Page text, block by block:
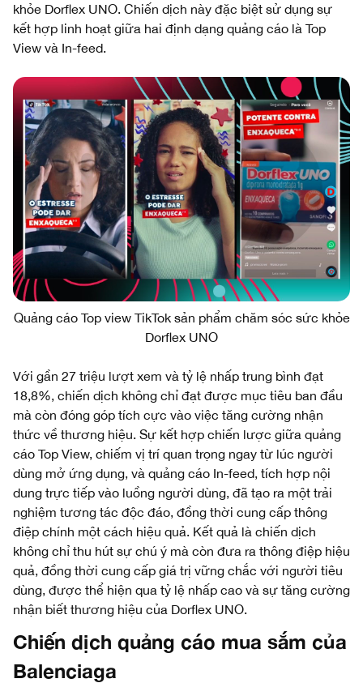
khỏe Dorflex UNO. Chiến dịch này đặc biệt sử dụng sự
kết hợp linh hoạt giữa hai định dạng quảng cáo là Top
View và In-feed.
Quảng cáo Top view TikTok sản phẩm chăm sóc sức khỏe
Dorflex UNO
Với gần 27 triệu lượt xem và tỷ lệ nhấp trung bình đạt
18,8%, chiến dịch không chỉ đạt được mục tiêu ban đầu
mà còn đóng góp tích cực vào việc tăng cường nhận
thức về thương hiệu. Sự kết hợp chiến lược giữa quảng
cáo Top View, chiếm vị trí quan trọng ngay từ lúc người
dùng mở ứng dụng, và quảng cáo In-feed, tích hợp nội
dung trực tiếp vào luồng người dùng, đã tạo ra một trải
nghiệm tương tác độc đáo, đồng thời cung cấp thông
điệp chính một cách hiệu quả. Kết quả là chiến dịch
không chỉ thu hút sự chú ý mà còn đưa ra thông điệp hiệu
quả, đồng thời cung cấp giá trị vững chắc với người tiêu
dùng, được thể hiện qua tỷ lệ nhấp cao và sự tăng cường
nhận biết thương hiệu của Dorflex UNO.
Chiến dịch quảng cáo mua sắm của
Balenciaga